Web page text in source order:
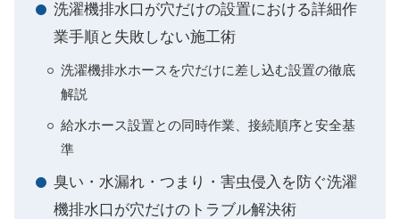
洗濯機排水口が穴だけの設置における詳細作
業手順と失敗しない施工術
洗濯機排水ホースを穴だけに差し込む設置の徹底
解説
給水ホース設置との同時作業、接続順序と安全基
準
臭い・水漏れ・つまり・害虫侵入を防ぐ洗濯
機排水口が穴だけのトラブル解決術